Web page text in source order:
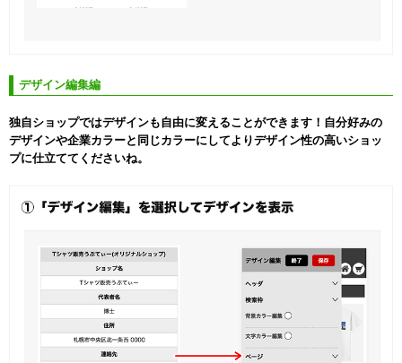
デザイン編集編
独自ショップではデザインも自由に変えることができます！自分好みの
デザインや企業カラーと同じカラーにしてよりデザイン性の高いショッ
プに仕立ててくださいね。